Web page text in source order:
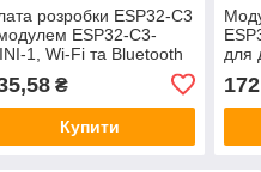
розробки ESP32-C3
ESP32-C3-
1, Wi-Fi та Bluetooth
₴
Купити
для